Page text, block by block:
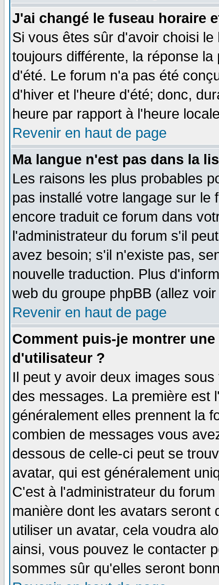
J'ai changé le fuseau horaire
Si vous êtes sûr d'avoir choisi
toujours différente, la réponse
d'été. Le forum n'a pas été
d'hiver et l'heure d'été; donc,
heure par rapport à l'heure
Revenir en haut de page
Ma langue n'est pas dans la
Les raisons les plus probables
pas installé votre langage sur le
encore traduit ce forum dans
l'administrateur du forum s'il
avez besoin; s'il n'existe pas,
nouvelle traduction. Plus
web du groupe phpBB (allez
Revenir en haut de page
Comment puis-je montrer
d'utilisateur ?
Il peut y avoir deux images
des messages. La première est
généralement elles prennent la
combien de messages vous
dessous de celle-ci peut se
avatar, qui est généralement
C'est à l'administrateur du
manière dont les avatars seront
utiliser un avatar, cela voudra
ainsi, vous pouvez le contacter
sommes sûr qu'elles seront